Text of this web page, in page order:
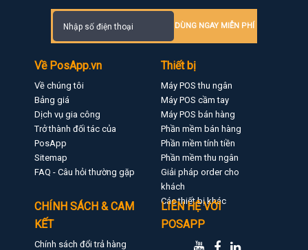
DÙNG NGAY MIỄN PHÍ
Về PosApp.vn
Về chúng tôi
Bảng giá
Dịch vụ gia công
Trở thành đối tác của
PosApp
Sitemap
FAQ - Câu hỏi thường gặp
Thiết bị
Máy POS thu ngân
Máy POS cầm tay
Máy POS bán hàng
Phần mềm bán hàng
Phần mềm tính tiền
Phần mềm thu ngân
Giải pháp order cho
khách
Các thiết bị khác
CHÍNH SÁCH & CAM
KẾT
Chính sách đổi trả hàng
LIÊN HỆ VỚI
POSAPP